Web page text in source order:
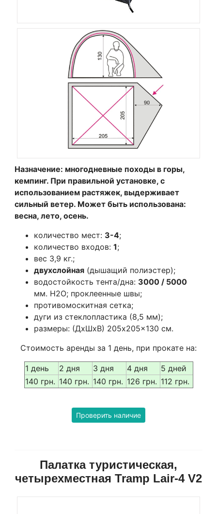
Назначение: многодневные походы в горы,
кемпинг. При правильной установке, с
использованием растяжек, выдерживает
сильный ветер. Может быть использована:
весна, лето, осень.
количество мест: 3-4;
количество входов: 1;
вес 3,9 кг.;
двухслойная (дышащий полиэстер);
водостойкость тента/дна: 3000 / 5000
мм. Н2О; проклеенные швы;
противомоскитная сетка;
дуги из стеклопластика (8,5 мм);
размеры: (ДхШхВ) 205x205x130 см.
Стоимость аренды за 1 день, при прокате на:
1 день 2 дня 3 дня 4 дня
5 дней
140 грн. 140 грн. 140 грн. 126 грн. 112 грн.
Проверить наличие
Палатка туристическая,
четырехместная Tramp Lair-4 V2